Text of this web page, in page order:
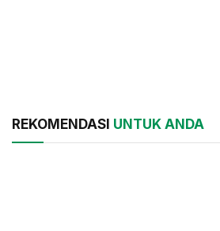
REKOMENDASI UNTUK ANDA